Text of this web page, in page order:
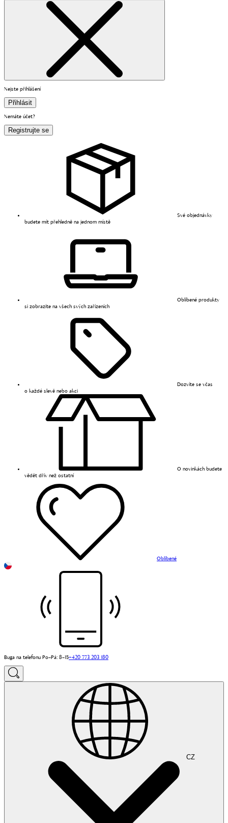
Nejste přihlášení
Přihlásit
Nemáte účet?
Registrujte se
Své objednávky
budete mít přehledně na jednom místě
Oblíbené produkty
si zobrazíte na všech svých zařízeních
Dozvíte se včas
o každé slevě nebo akci
O novinkách budete
vědět dřív než ostatní
Oblíbené
Buga na telefonu Po–Pá: 8–15+420 773 203 180
CZ